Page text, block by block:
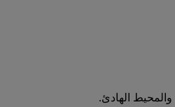
الهادئ.